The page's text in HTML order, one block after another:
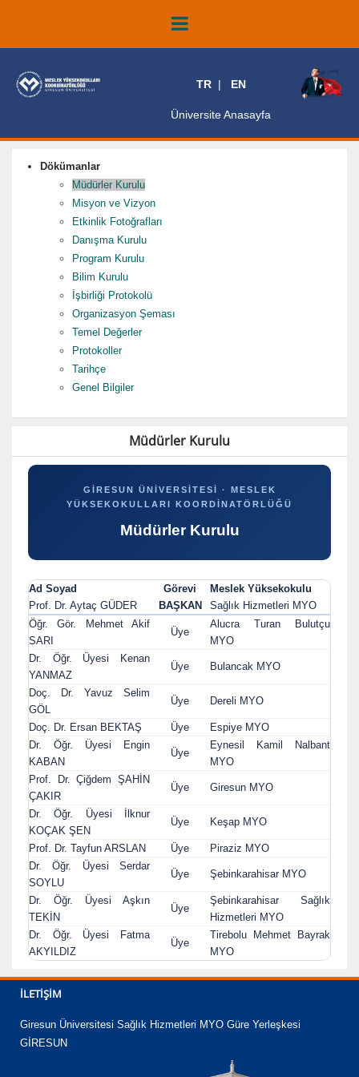
TR EN
Üniversite Anasayfa
Dökümanlar
Müdürler Kurulu
Misyon ve Vizyon
Etkinlik Fotoğrafları
Danışma Kurulu
Program Kurulu
Bilim Kurulu
İşbirliği Protokolü
Organizasyon Şeması
Temel Değerler
Protokoller
Tarihçe
Genel Bilgiler
Müdürler Kurulu
GIRESUN ÜNIVERSITESI · MESLEK
YÜKSEKOKULLARI KOORDINATÖRLÜĞÜ
Müdürler Kurulu
Ad Soyad Görevi
Meslek Yüksekokulu
Prof. Dr. Aytaç GÜDER
BAŞKAN
Sağlık Hizmetleri MYO
Öğr. Gör. Mehmet Akif
SARI
Üye
Alucra Turan Bulutçu
MYO
Dr. Öğr. Üyesi Kenan
YANMAZ
Üye Bulancak MYO
Doç. Dr. Yavuz Selim
GÖL
Üye Dereli MYO
Doç. Dr. Ersan BEKTAŞ Üye
Espiye MYO
Dr. Öğr. Üyesi Engin
KABAN
Üye
Eynesil Kamil Nalbant
MYO
Prof. Dr. Çiğdem ŞAHİN
ÇAKIR
Üye Giresun MYO
Dr. Öğr. Üyesi İlknur
KOÇAK ŞEN
Üye Keşap MYO
Prof. Dr. Tayfun ARSLAN Üye
Piraziz MYO
Dr. Öğr. Üyesi Serdar
SOYLU
Üye Şebinkarahisar MYO
Dr. Öğr. Üyesi Aşkın
TEKİN
Üye
Şebinkarahisar Sağlık
Hizmetleri MYO
Dr. Öğr. Üyesi Fatma
AKYILDIZ
Üye
Tirebolu Mehmet Bayrak
MYO
İLETIŞIM
Giresun Üniversitesi Sağlık Hizmetleri MYO Güre Yerleşkesi
GİRESUN